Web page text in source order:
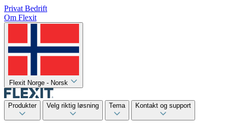
Privat Bedrift
Om Flexit
Flexit Norge - Norsk
Produkter Velg riktig løsning Tema Kontakt og support